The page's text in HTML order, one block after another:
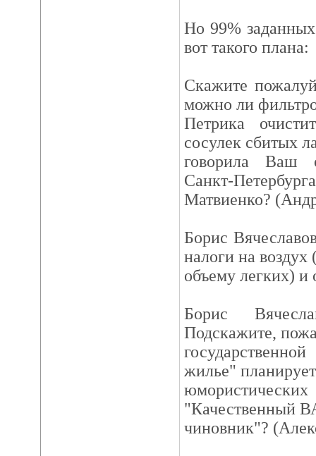
Но 99%
вот такого плана:
Скажите
можно ли
Петрика
сосулек сбитых
говорила Ваш
Санкт-
Матвиенко?
Борис
налоги на воздух
объему легких)
Борис
Подскажите,
жилье"
"Качественный
чиновник"?